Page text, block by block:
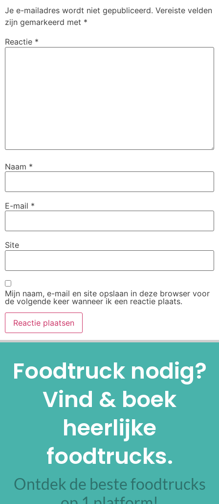
Je e-mailadres wordt niet gepubliceerd. Vereiste velden
zijn gemarkeerd met *
Reactie *
Naam *
E-mail *
Site
Mijn naam, e-mail en site opslaan in deze browser voor
de volgende keer wanneer ik een reactie plaats.
Foodtruck nodig?
Vind & boek
heerlijke
foodtrucks.
Ontdek de beste foodtrucks